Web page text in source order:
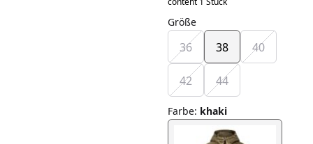
Größe
36 38 40
42 44
Farbe: khaki